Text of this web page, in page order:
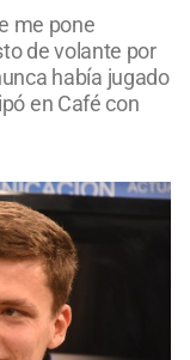
me pone
de volante por
había jugado
en Café con